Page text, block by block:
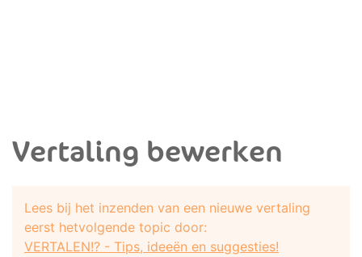
Vertaling bewerken
Lees bij het inzenden van een nieuwe vertaling
eerst hetvolgende topic door:
VERTALEN!? - Tips, ideeën en suggesties!